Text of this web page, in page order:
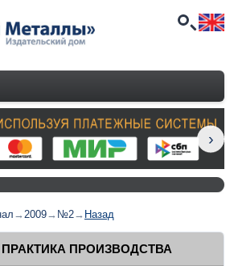
→2009→ №2→ Назад
ПРОИЗВОДСТВА